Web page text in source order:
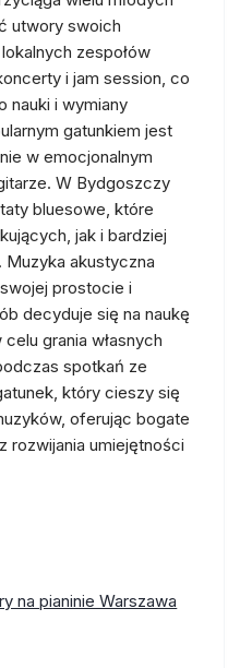
utwory swoich
zespołów
i jam session, co
nauki i wymiany
gatunkiem jest
w emocjonalnym
W Bydgoszczy
bluesowe, które
jak i bardziej
Muzyka akustyczna
prostocie i
decyduje się na naukę
grania własnych
spotkań ze
który cieszy się
oferując bogate
rozwijania umiejętności
na pianinie Warszawa